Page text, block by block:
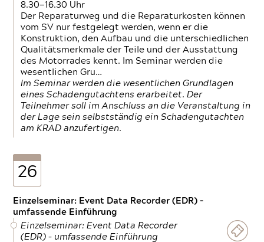
8.30—16.30 Uhr
Der Reparaturweg und die Reparaturkosten können
vom SV nur festgelegt werden, wenn er die
Konstruktion, den Aufbau und die unterschiedlichen
Qualitätsmerkmale der Teile und der Ausstattung
des Motorrades kennt. Im Seminar werden die
wesentlichen Gru…
Im Seminar werden die wesentlichen Grundlagen
eines Schadengutachtens erarbeitet. Der
Teilnehmer soll im Anschluss an die Veranstaltung in
der Lage sein selbstständig ein Schadengutachten
am KRAD anzufertigen.
26
Einzelseminar: Event Data Recorder (EDR) –
umfassende Einführung
Einzelseminar: Event Data Recorder
(EDR) – umfassende Einführung